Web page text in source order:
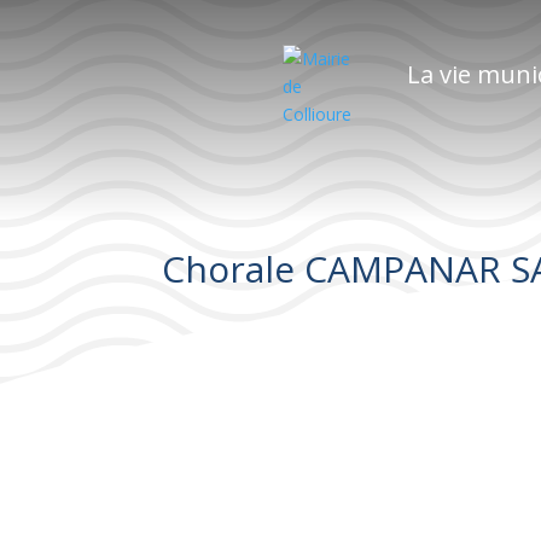
La vie
Chorale CAMPANAR